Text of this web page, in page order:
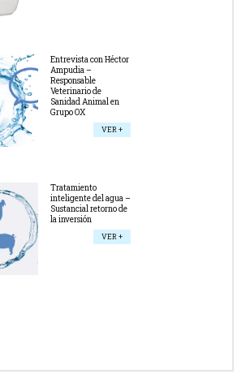
Entrevista con Héctor
Ampudia –
Responsable
Veterinario de
Sanidad Animal en
Grupo OX
VER +
Tratamiento
inteligente del agua –
Sustancial retorno de
la inversión
VER +